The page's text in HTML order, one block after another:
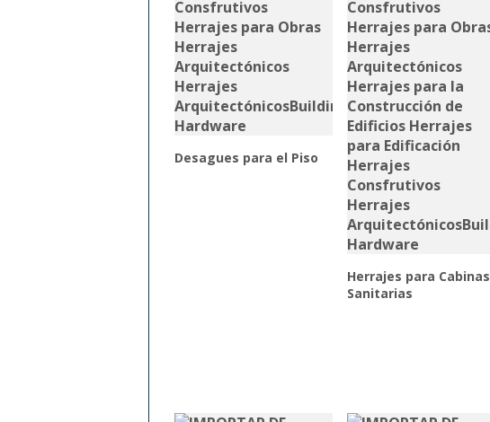
Desagues para el Piso
Herrajes para Cabinas
Sanitarias